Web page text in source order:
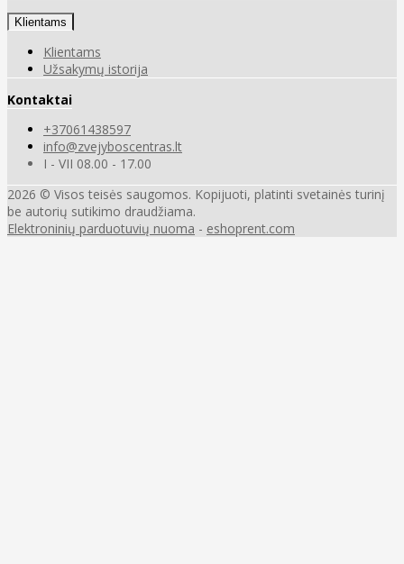
Klientams
Klientams
Užsakymų istorija
Kontaktai
+37061438597
info@zvejyboscentras.lt
I - VII 08.00 - 17.00
2026 © Visos teisės saugomos. Kopijuoti, platinti svetainės turinį
be autorių sutikimo draudžiama.
Elektroninių parduotuvių nuoma - eshoprent.com